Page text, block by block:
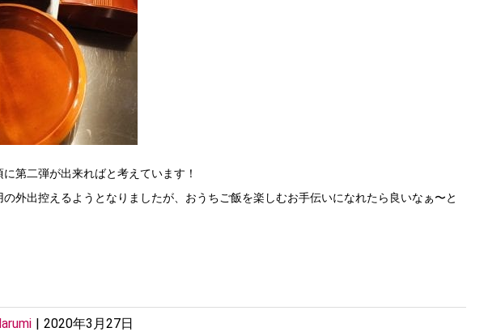
に第二弾が出来ればと考えています！
の外出控えるようとなりましたが、おうちご飯を楽しむお手伝いになれたら良いなぁ〜と
| 2020年3月27日